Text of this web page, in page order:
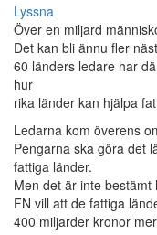
Lyssna
Över en miljard
Det kan bli ännu fler
60 länders ledare har
hur
rika länder kan hjälpa
Ledarna kom överens
Pengarna ska göra det
fattiga länder.
Men det är inte
FN vill att de fattiga
400 miljarder kronor